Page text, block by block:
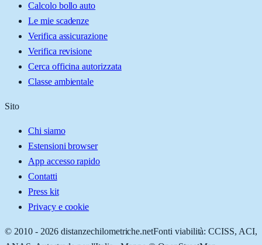
Calcolo bollo auto
Le mie scadenze
Verifica assicurazione
Verifica revisione
Cerca officina autorizzata
Classe ambientale
Sito
Chi siamo
Estensioni browser
App accesso rapido
Contatti
Press kit
Privacy e cookie
© 2010 - 2026 distanzechilometriche.netFonti viabilità: CCISS, ACI,